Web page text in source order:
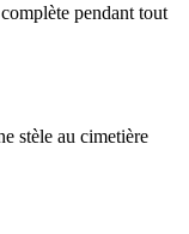
pendant tout
stèle au cimetière